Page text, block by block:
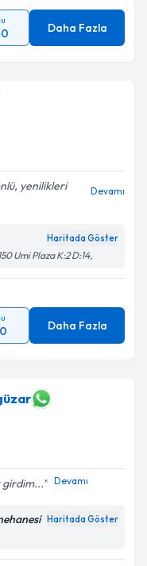
Daha Fazla
yenilikleri
Devamı
Haritada Göster
Umi Plaza K:2 D:14,
Daha Fazla
girdim... Devamı
Haritada Göster